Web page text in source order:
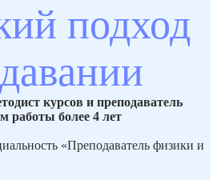
подход
курсов и преподаватель
работы более 4 лет
«Преподаватель физики и